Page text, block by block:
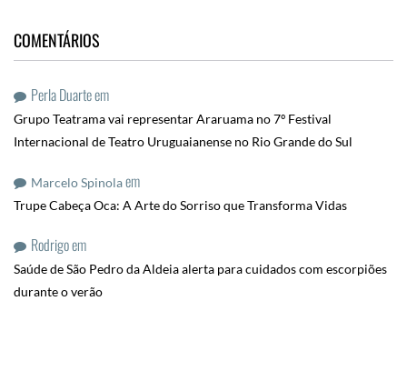
COMENTÁRIOS
Perla Duarteem
Grupo Teatrama vai representar Araruama no 7º Festival
Internacional de Teatro Uruguaianense no Rio Grande do Sul
Marcelo Spinolaem
Trupe Cabeça Oca: A Arte do Sorriso que Transforma Vidas
Rodrigoem
Saúde de São Pedro da Aldeia alerta para cuidados com escorpiões
durante o verão